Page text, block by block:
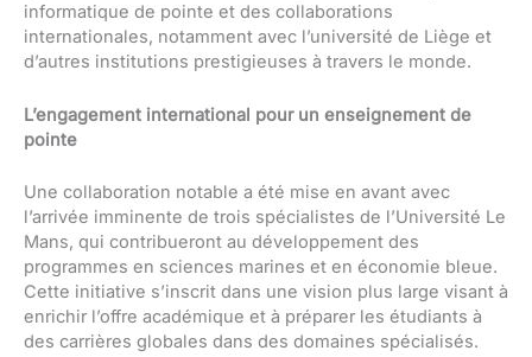
informatique de pointe et des collaborations
internationales, notamment avec l’université de Liège et
d’autres institutions prestigieuses à travers le monde.
L’engagement international pour un enseignement de
pointe
Une collaboration notable a été mise en avant avec
l’arrivée imminente de trois spécialistes de l’Université Le
Mans, qui contribueront au développement des
programmes en sciences marines et en économie bleue.
Cette initiative s’inscrit dans une vision plus large visant à
enrichir l’offre académique et à préparer les étudiants à
des carrières globales dans des domaines spécialisés.